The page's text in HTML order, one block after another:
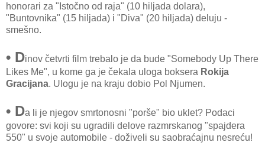
honorari za "Istočno od raja" (10 hiljada dolara),
"Buntovnika" (15 hiljada) i "Diva" (20 hiljada) deluju -
smešno.
• Dinov četvrti film trebalo je da bude "Somebody Up There
Likes Me", u kome ga je čekala uloga boksera Rokija
Gracijana. Ulogu je na kraju dobio Pol Njumen.
• Da li je njegov smrtonosni "porše" bio uklet? Podaci
govore: svi koji su ugradili delove razmrskanog "spajdera
550" u svoje automobile - doživeli su saobraćajnu nesreću!